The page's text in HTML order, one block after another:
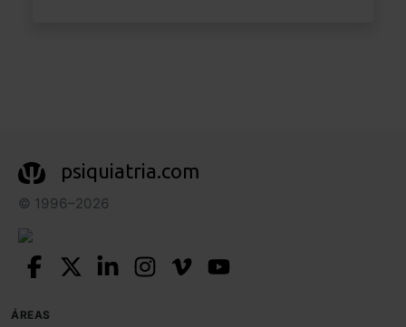
psiquiatria.com
© 1996–2026
ÁREAS